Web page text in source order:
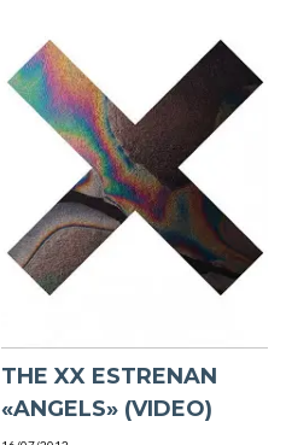
THE XX ESTRENAN
«ANGELS» (VIDEO)